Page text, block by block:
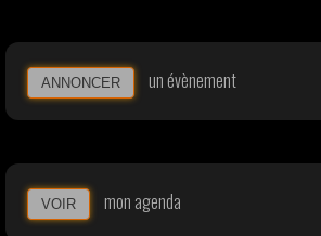
ANNONCER un évènement
VOIR mon agenda